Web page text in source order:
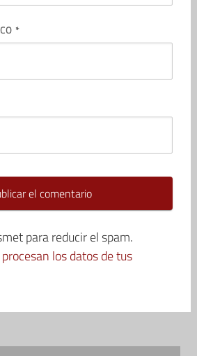
*
para reducir el spam.
los datos de tus